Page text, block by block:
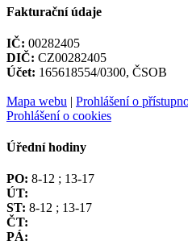
Fakturační údaje
IČ: 00282405
DIČ: CZ00282405
Účet: 165618554/0300, ČSOB
Mapa webu | Prohlášení o
Prohlášení o cookies
Úřední hodiny
PO: 8-12 ; 13-17
ÚT:
ST: 8-12 ; 13-17
ČT:
PÁ: